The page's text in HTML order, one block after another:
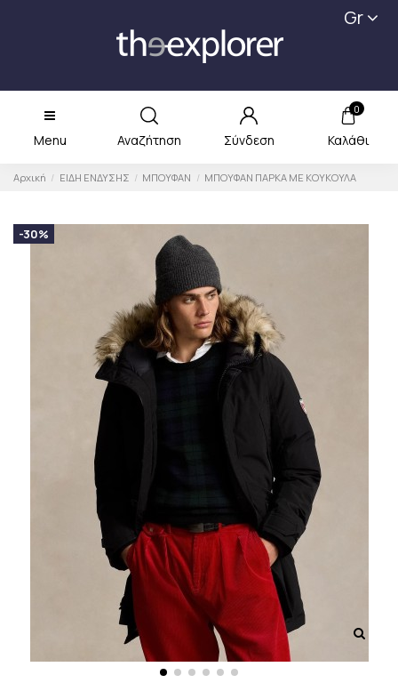
Gr
Menu Αναζήτηση Σύνδεση
0
Καλάθι
Αρχική ΕΙΔΗ ΕΝΔΥΣΗΣ ΜΠΟΥΦΑΝ ΜΠΟΥΦΑΝ ΠΑΡΚΑ ΜΕ ΚΟΥΚΟΥΛΑ
-30%